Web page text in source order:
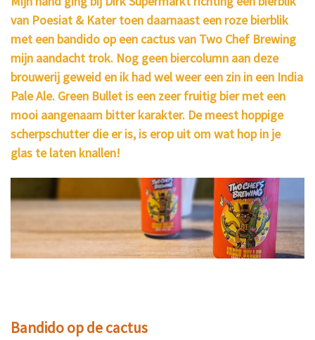
van Poesiat & Kater toen daarnaast een roze bierblik
met een bandido op een cactus van Two Chef Brewing
mijn aandacht trok. Nog geen biercolumn aan deze
brouwerij geweid en ik had wel weer een zin in een India
Pale Ale. Green Bullet is een zeer fruitig bier met een
mooi aangenaam bitter karakter. De meest hoppige
scherpschutter die er is, is erop uit om wat hop in je
glas te laten knallen!
Bandido op de cactus